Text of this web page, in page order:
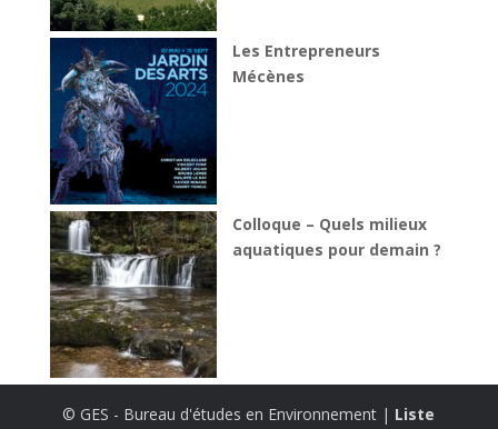
valorisation
agricole
des
boues
Les Entrepreneurs
Mécènes
Colloque – Quels milieux
aquatiques pour demain ?
© GES - Bureau d'études en Environnement | Liste